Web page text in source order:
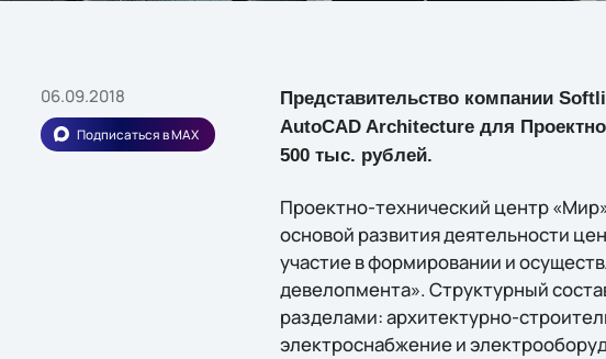
06.09.2018
Подписаться в MAX
Представительство компании
AutoCAD Architecture для
500 тыс. рублей.
Проектно-технический центр
основой развития деятельности
участие в формировании и
девелопмента». Структурный
разделами: архитектурно-
электроснабжение и